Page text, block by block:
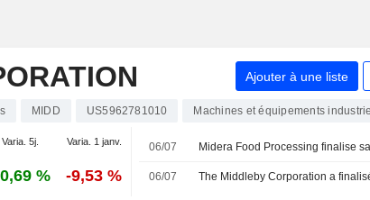
Ajouter à une liste
MIDD US5962781010 Machines et équipements
Varia. 5j. Varia. 1 janv.
% -9,53 %
06/07
06/07